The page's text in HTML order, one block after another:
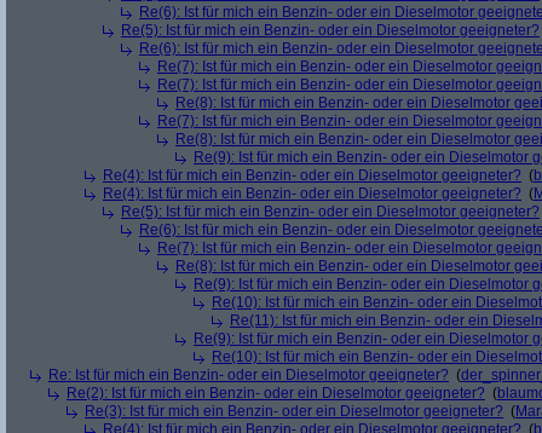
Re(6): Ist für mich ein Benzin- oder ein Dieselmotor
Re(5): Ist für mich ein Benzin- oder ein Dieselmotor geeigneter?
Re(6): Ist für mich ein Benzin- oder ein Dieselmotor
Re(7): Ist für mich ein Benzin- oder ein Dieselmotor
Re(7): Ist für mich ein Benzin- oder ein Dieselmotor
Re(8): Ist für mich ein Benzin- oder ein Dieselmotor
Re(7): Ist für mich ein Benzin- oder ein Dieselmotor
Re(8): Ist für mich ein Benzin- oder ein Dieselmotor
Re(9): Ist für mich ein Benzin- oder ein Dieselmotor
Re(4): Ist für mich ein Benzin- oder ein Dieselmotor geeigneter? (
Re(4): Ist für mich ein Benzin- oder ein Dieselmotor geeigneter? (
Re(5): Ist für mich ein Benzin- oder ein Dieselmotor geeigneter?
Re(6): Ist für mich ein Benzin- oder ein Dieselmotor
Re(7): Ist für mich ein Benzin- oder ein Dieselmotor
Re(8): Ist für mich ein Benzin- oder ein Dieselmotor
Re(9): Ist für mich ein Benzin- oder ein Dieselmotor
Re(10): Ist für mich ein Benzin- oder ein
Re(11): Ist für mich ein Benzin- oder ein
Re(9): Ist für mich ein Benzin- oder ein Dieselmotor
Re(10): Ist für mich ein Benzin- oder ein
Re: Ist für mich ein Benzin- oder ein Dieselmotor geeigneter? (
Re(2): Ist für mich ein Benzin- oder ein Dieselmotor geeigneter? (
Re(3): Ist für mich ein Benzin- oder ein Dieselmotor geeigneter? (
Re(4): Ist für mich ein Benzin- oder ein Dieselmotor geeigneter? (